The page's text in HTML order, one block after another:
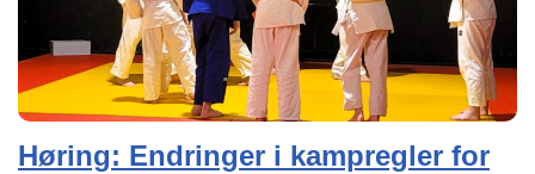
Høring: Endringer i kampregler for